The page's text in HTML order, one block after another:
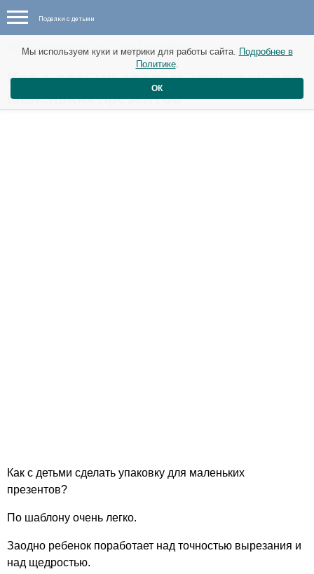
Поделки с детьми
Новые материалы от 02 октября
Как с детьми сделать упаковку для
маленьких презентов
Как с детьми сделать упаковку для маленьких
презентов?
По шаблону очень легко.
Заодно ребенок поработает над точностью вырезания и
над щедростью.
Мы используем куки и метрики для работы сайта. Подробнее в
Политике.
ОК